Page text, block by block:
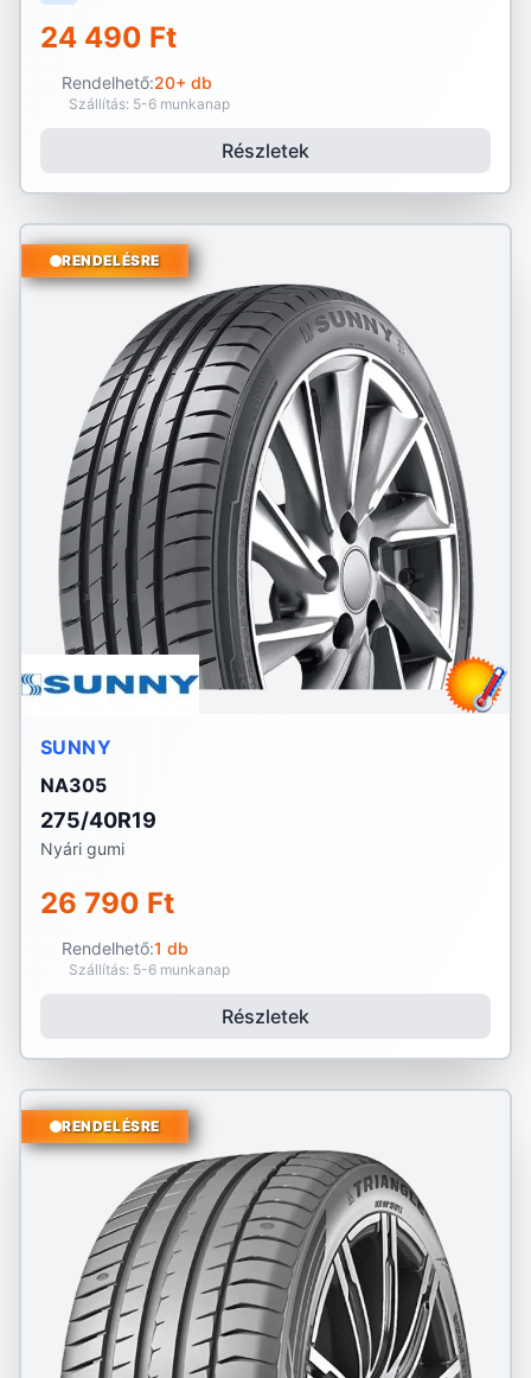
24 490 Ft
Rendelhető:20+ db
Szállítás: 5-6 munkanap
Részletek
RENDELÉSRE
SUNNY
NA305
275/40R19
Nyári gumi
26 790 Ft
Rendelhető:1 db
Szállítás: 5-6 munkanap
Részletek
RENDELÉSRE